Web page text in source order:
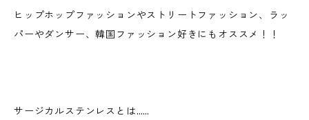
ヒップホップファッションやストリートファッション、ラッ
パーやダンサー、韓国ファッション好きにもオススメ！！
サージカルステンレスとは……